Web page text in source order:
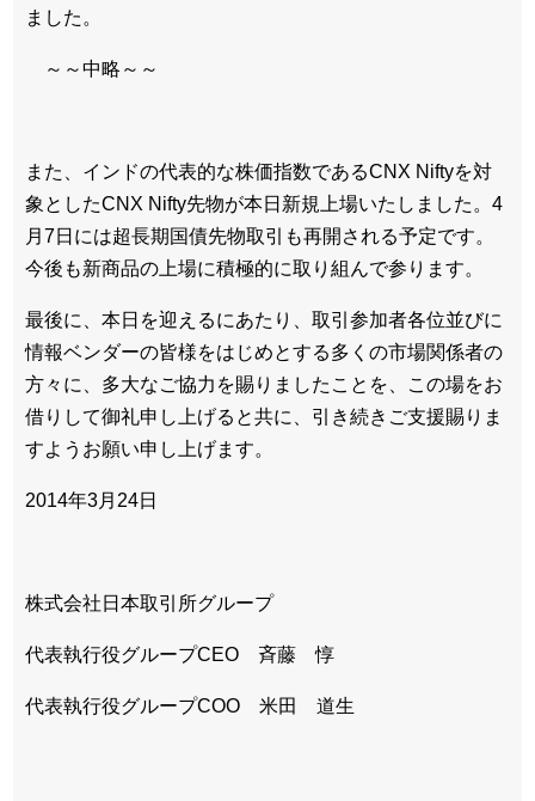
ました。
～～中略～～
また、インドの代表的な株価指数であるCNX Niftyを対
象としたCNX Nifty先物が本日新規上場いたしました。4
月7日には超長期国債先物取引も再開される予定です。
今後も新商品の上場に積極的に取り組んで参ります。
最後に、本日を迎えるにあたり、取引参加者各位並びに
情報ベンダーの皆様をはじめとする多くの市場関係者の
方々に、多大なご協力を賜りましたことを、この場をお
借りして御礼申し上げると共に、引き続きご支援賜りま
すようお願い申し上げます。
2014年3月24日
株式会社日本取引所グループ
代表執行役グループCEO 斉藤 惇
代表執行役グループCOO 米田 道生